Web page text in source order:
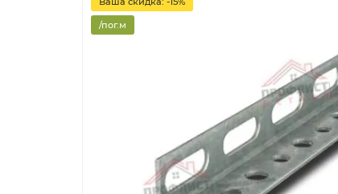
/пог.м